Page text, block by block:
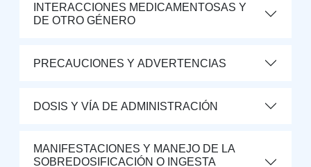
INTERACCIONES MEDICAMENTOSAS Y
DE OTRO GÉNERO
PRECAUCIONES Y ADVERTENCIAS
DOSIS Y VÍA DE ADMINISTRACIÓN
MANIFESTACIONES Y MANEJO DE LA
SOBREDOSIFICACIÓN O INGESTA